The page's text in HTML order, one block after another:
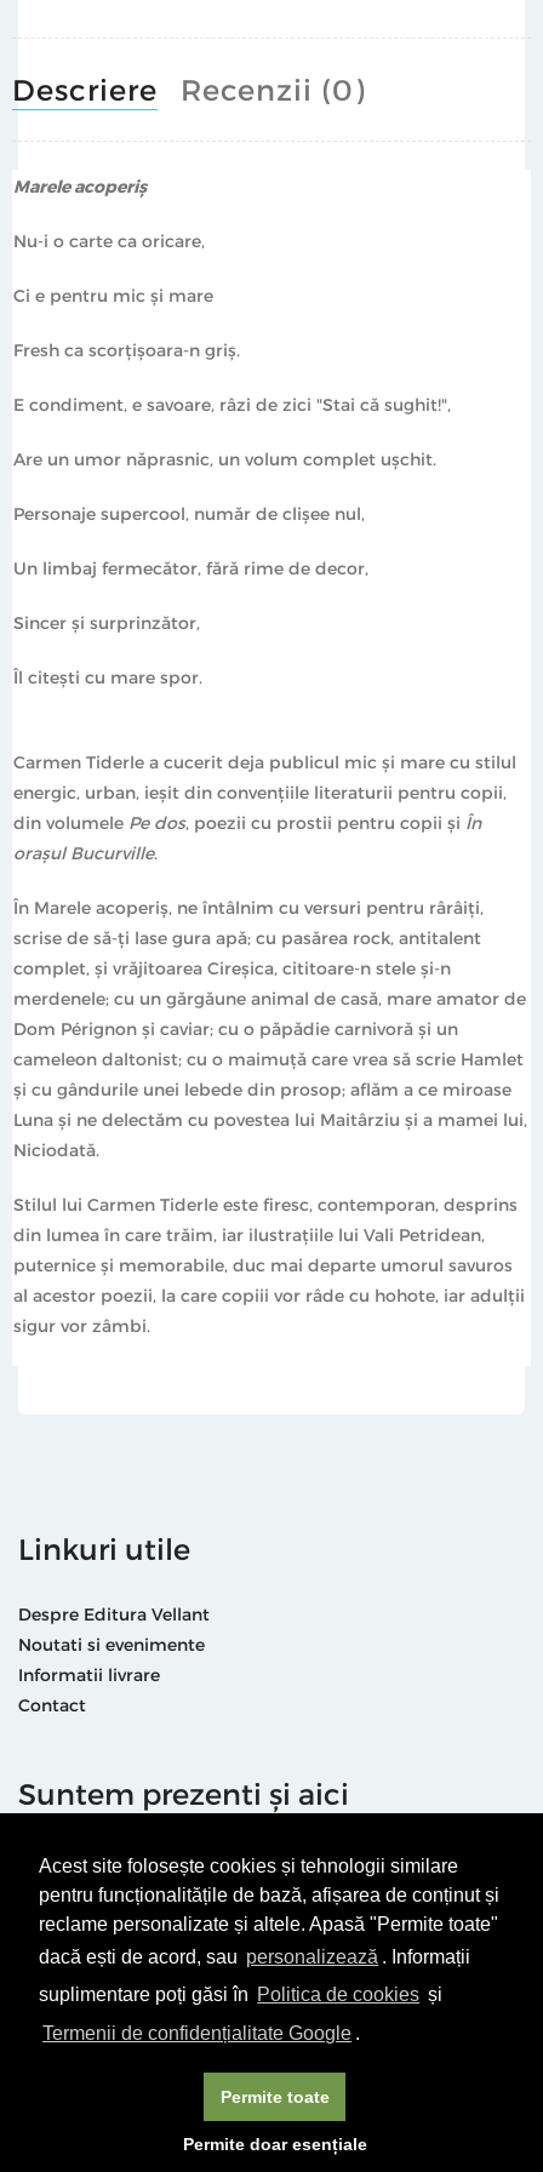
Acest site folosește cookies și tehnologii similare
pentru funcționalitățile de bază, afișarea de conținut și
reclame personalizate și altele. Apasă "Permite toate"
dacă ești de acord, sau personalizează . Informații
suplimentare poți găsi în Politica de cookies și
Termenii de confidențialitate Google .
Permite doar esențiale
Permite toate
Descriere Recenzii (0)
Marele acoperiș
Nu-i o carte ca oricare,
Ci e pentru mic și mare
Fresh ca scorțișoara-n griș.
E condiment, e savoare, râzi de zici "Stai că sughit!",
Are un umor năprasnic, un volum complet ușchit.
Personaje supercool, număr de clișee nul,
Un limbaj fermecător, fără rime de decor,
Sincer și surprinzător,
Îl citești cu mare spor.
Carmen Tiderle a cucerit deja publicul mic și mare cu stilul
energic, urban, ieșit din convențiile literaturii pentru copii,
din volumele Pe dos, poezii cu prostii pentru copii și În
orașul Bucurville.
În Marele acoperiș, ne întâlnim cu versuri pentru rârâiți,
scrise de să-ți lase gura apă; cu pasărea rock, antitalent
complet, și vrăjitoarea Cireșica, cititoare-n stele și-n
merdenele; cu un gărgăune animal de casă, mare amator de
Dom Pérignon și caviar; cu o păpădie carnivoră și un
cameleon daltonist; cu o maimuță care vrea să scrie Hamlet
și cu gândurile unei lebede din prosop; aflăm a ce miroase
Luna și ne delectăm cu povestea lui Maitârziu și a mamei lui,
Niciodată.
Stilul lui Carmen Tiderle este firesc, contemporan, desprins
din lumea în care trăim, iar ilustrațiile lui Vali Petridean,
puternice și memorabile, duc mai departe umorul savuros
al acestor poezii, la care copiii vor râde cu hohote, iar adulții
sigur vor zâmbi.
Linkuri utile
Despre Editura Vellant
Noutati si evenimente
Informatii livrare
Contact
Suntem prezenti și aici
Termeni & condiții
Politică de utilizare cookie-uri
Politică de Confidențialitate
ANPC